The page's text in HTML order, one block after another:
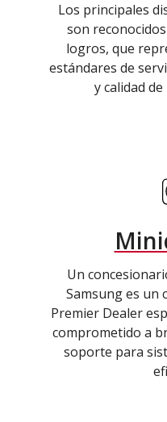
Los principales
son
logros, que
estándares de
y calidad
Un
Samsung es un
Premier Dealer
comprometido a
soporte para